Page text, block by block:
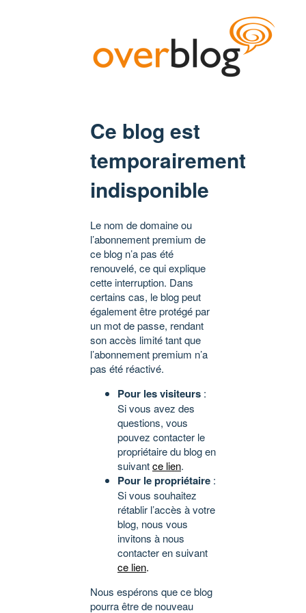
Ce blog est
temporairement
indisponible
Le nom de domaine ou
l’abonnement premium de
ce blog n’a pas été
renouvelé, ce qui explique
cette interruption. Dans
certains cas, le blog peut
également être protégé par
un mot de passe, rendant
son accès limité tant que
l’abonnement premium n’a
pas été réactivé.
Pour les visiteurs :
Si vous avez des
questions, vous
pouvez contacter le
propriétaire du blog en
suivantce lien.
Pour le propriétaire :
Si vous souhaitez
rétablir l’accès à votre
blog, nous vous
invitons à nous
contacter en suivant
ce lien.
Nous espérons que ce blog
pourra être de nouveau